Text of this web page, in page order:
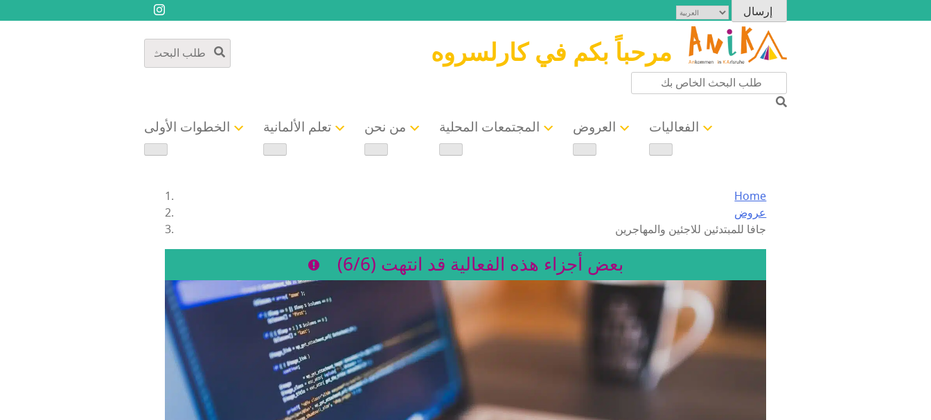
مرحباً بكم في كارلسروه
الخطوات الأولى تعلم الألمانية من نحن المجتمعات المحلية العروض الفعاليات
Home
عروض
جافا للمبتدئين للاجئين والمهاجرين
بعض أجزاء هذه الفعالية قد انتهت (6/6)